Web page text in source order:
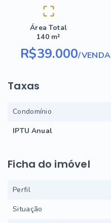
Área Total
140 m²
R$39.000/VENDA
Taxas
Condomínio
IPTU Anual
Ficha do imóvel
Perfil
Situação